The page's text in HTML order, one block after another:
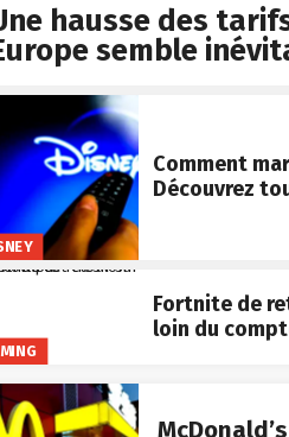
hausse des
semble
Comment
Découvrez
Fortnite de
loin du